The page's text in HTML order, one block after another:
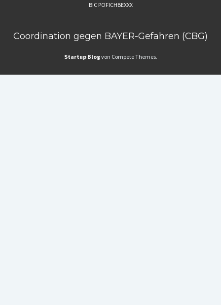
BIC POFICHBEXXX
Coordination gegen BAYER-Gefahren (CBG)
Startup Blogvon Compete Themes.